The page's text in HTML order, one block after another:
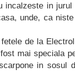
incalzeste in
unde, ca
de la
mai speciala
in sosul